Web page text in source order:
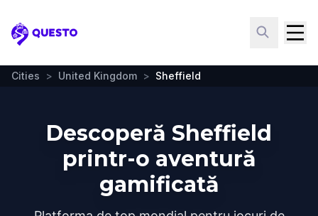
Questo
Cities > United Kingdom > Sheffield
Descoperă Sheffield
printr-o aventură
gamificată